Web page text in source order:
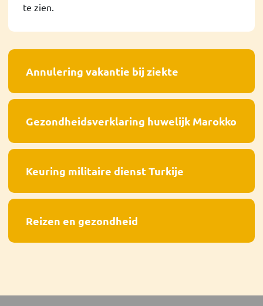
te zien.
Annulering vakantie bij ziekte
Gezondheidsverklaring huwelijk Marokko
Keuring militaire dienst Turkije
Reizen en gezondheid